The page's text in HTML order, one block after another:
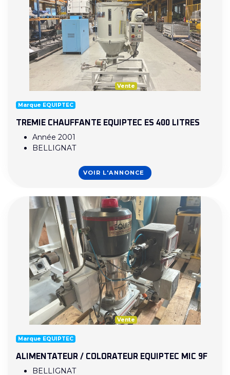
Vente
Marque EQUIPTEC
TREMIE CHAUFFANTE EQUIPTEC ES 400 LITRES
Année 2001
BELLIGNAT
VOIR L'ANNONCE
Vente
Marque EQUIPTEC
ALIMENTATEUR / COLORATEUR EQUIPTEC MIC 9F
BELLIGNAT